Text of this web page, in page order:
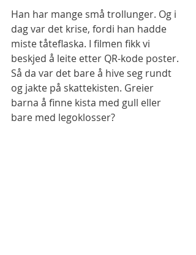
Han har mange små trollunger. Og i
dag var det krise, fordi han hadde
miste tåteflaska. I filmen fikk vi
beskjed å leite etter QR-kode poster.
Så da var det bare å hive seg rundt
og jakte på skattekisten. Greier
barna å finne kista med gull eller
bare med legoklosser?